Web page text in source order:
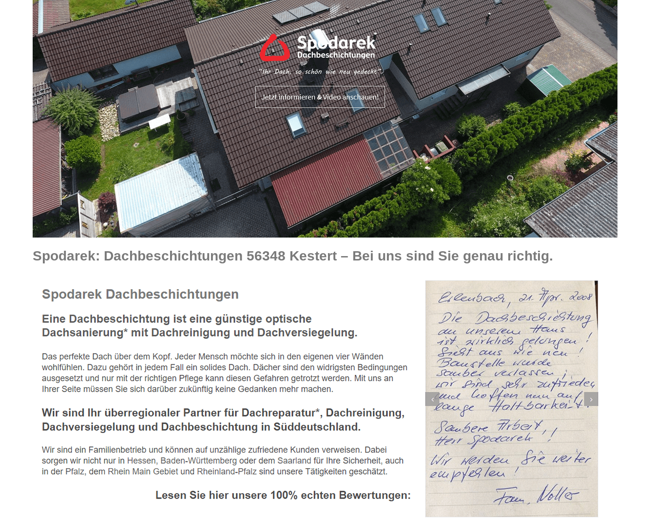
Spodarek: Dachbeschichtungen 56348 Kestert – Bei uns sind Sie genau richtig.